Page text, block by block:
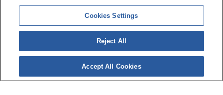
Sanitario
© Mutua Universal 2026 | Mapa del sitio | Aviso legal
Política de Protección de Datos
cookies
Síguenos en:
Cookies Settings
Reject All
Accept All Cookies